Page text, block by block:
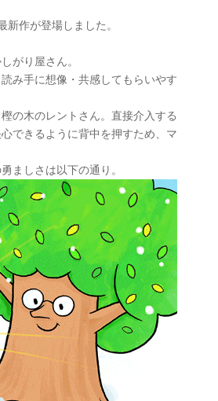
作が登場しました。
がり屋さん。
み手に想像・共感してもらいやす
の木のレントさん。直接介入する
できるように背中を押すため、マ
ましさは以下の通り。